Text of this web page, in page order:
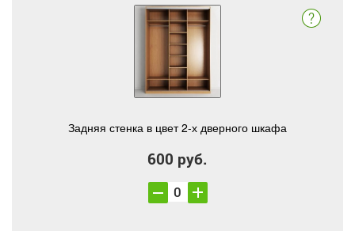
Задняя стенка в цвет 2-х дверного шкафа
600 руб.